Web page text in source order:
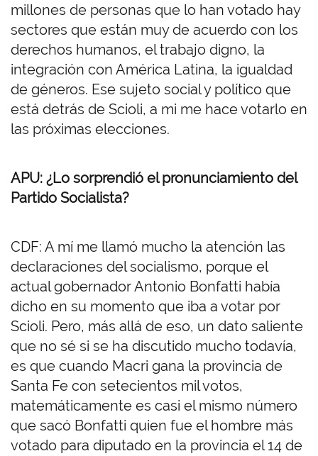
millones de personas que lo han votado hay
sectores que están muy de acuerdo con los
derechos humanos, el trabajo digno, la
integración con América Latina, la igualdad
de géneros. Ese sujeto social y político que
está detrás de Scioli, a mi me hace votarlo en
las próximas elecciones.
APU: ¿Lo sorprendió el pronunciamiento del
Partido Socialista?
CDF: A mí me llamó mucho la atención las
declaraciones del socialismo, porque el
actual gobernador Antonio Bonfatti había
dicho en su momento que iba a votar por
Scioli. Pero, más allá de eso, un dato saliente
que no sé si se ha discutido mucho todavía,
es que cuando Macri gana la provincia de
Santa Fe con setecientos mil votos,
matemáticamente es casi el mismo número
que sacó Bonfatti quien fue el hombre más
votado para diputado en la provincia el 14 de